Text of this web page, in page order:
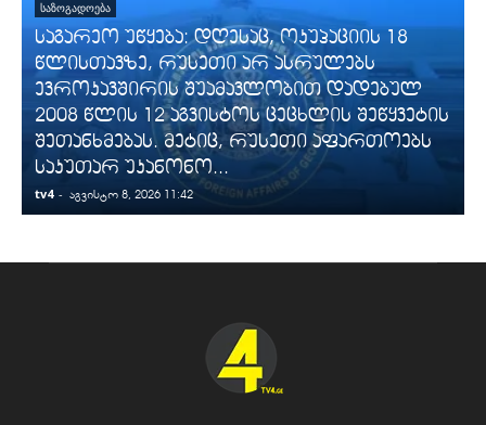
ᲡᲐᲖᲝᲒᲐᲓᲝᲔᲑᲐ
საგარეო უწყება: დღესაც, ოკუპაციის 18
წლისთავზე, რუსეთი არ ასრულებს
ევროკავშირის შუამავლობით დადებულ
2008 წლის 12 აგვისტოს ცეცხლის შეწყვეტის
შეთანხმებას. მეტიც, რუსეთი აფართოებს
საკუთარ უკანონო...
tv4 - აგვისტო 8, 2026 11:42